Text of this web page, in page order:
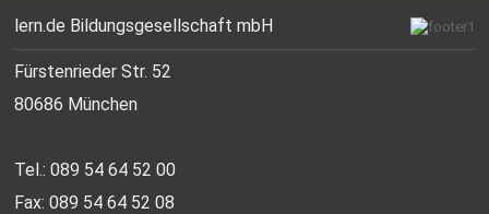
lern.de Bildungsgesellschaft mbH
Fürstenrieder Str. 52
80686 München
Tel.: 089 54 64 52 00
Fax: 089 54 64 52 08